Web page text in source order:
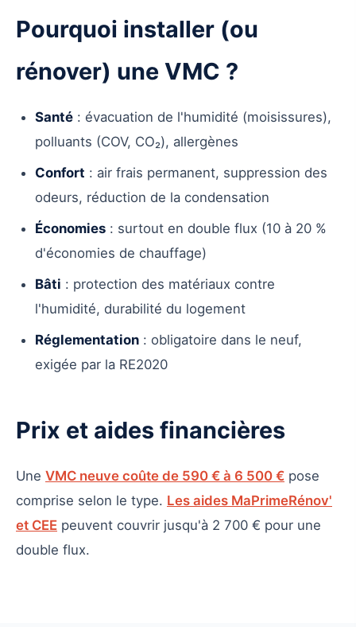
Pourquoi installer (ou
rénover) une VMC ?
Santé : évacuation de l'humidité (moisissures),
polluants (COV, CO₂), allergènes
Confort : air frais permanent, suppression des
odeurs, réduction de la condensation
Économies : surtout en double flux (10 à 20 %
d'économies de chauffage)
Bâti : protection des matériaux contre
l'humidité, durabilité du logement
Réglementation : obligatoire dans le neuf,
exigée par la RE2020
Prix et aides financières
Une VMC neuve coûte de 590 € à 6 500 € pose
comprise selon le type. Les aides MaPrimeRénov'
et CEE peuvent couvrir jusqu'à 2 700 € pour une
double flux.